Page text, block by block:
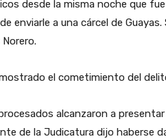
desde la misma noche que
enviarle a una cárcel de
el cometimiento del
alcanzaron a
de la Judicatura dijo haberse